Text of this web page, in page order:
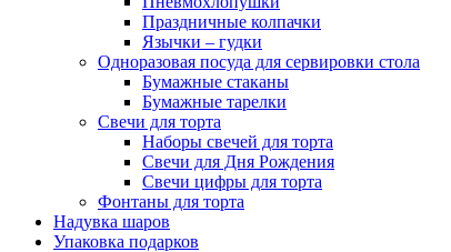
Праздничные колпачки
Язычки – гудки
Одноразовая посуда для сервировки стола
Бумажные стаканы
Бумажные тарелки
Свечи для торта
Наборы свечей для торта
Свечи для Дня Рождения
Свечи цифры для торта
Фонтаны для торта
Надувка шаров
Упаковка подарков